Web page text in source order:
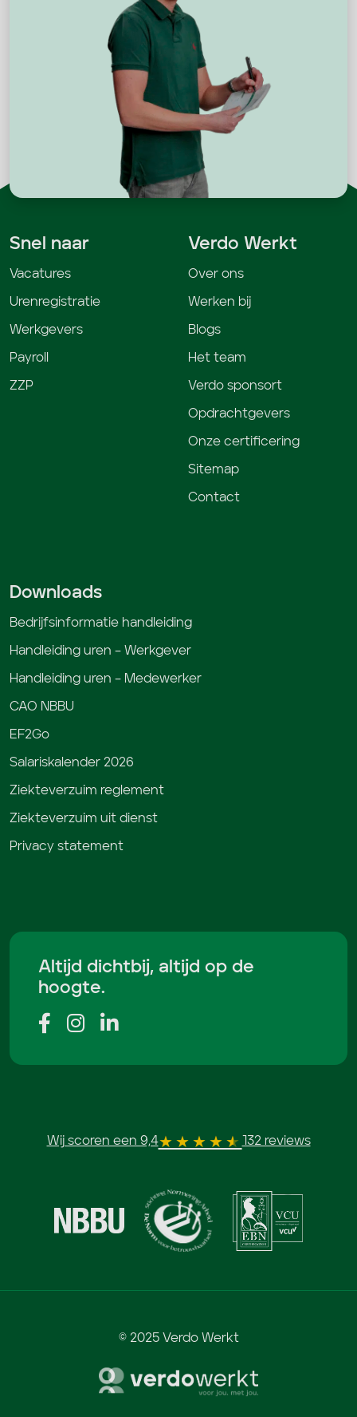
Snel naar
Vacatures
Urenregistratie
Werkgevers
Payroll
ZZP
Verdo Werkt
Over ons
Werken bij
Blogs
Het team
Verdo sponsort
Opdrachtgevers
Onze certificering
Sitemap
Contact
Downloads
Bedrijfsinformatie handleiding
Handleiding uren – Werkgever
Handleiding uren – Medewerker
CAO NBBU
EF2Go
Salariskalender 2026
Ziekteverzuim reglement
Ziekteverzuim uit dienst
Privacy statement
Altijd dichtbij, altijd op de
hoogte.
Wij scoren een 9,4 132 reviews
© 2025 Verdo Werkt